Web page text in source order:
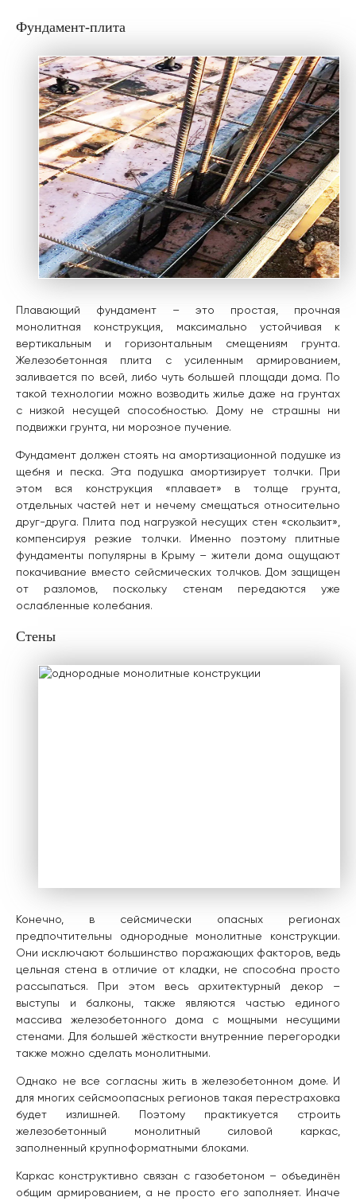
Фундамент-плита
Плавающий фундамент – это простая, прочная
монолитная конструкция, максимально устойчивая к
вертикальным и горизонтальным смещениям грунта.
Железобетонная плита с усиленным армированием,
заливается по всей, либо чуть большей площади дома. По
такой технологии можно возводить жилье даже на грунтах
с низкой несущей способностью. Дому не страшны ни
подвижки грунта, ни морозное пучение.
Фундамент должен стоять на амортизационной подушке из
щебня и песка. Эта подушка амортизирует толчки. При
этом вся конструкция «плавает» в толще грунта,
отдельных частей нет и нечему смещаться относительно
друг-друга. Плита под нагрузкой несущих стен «скользит»,
компенсируя резкие толчки. Именно поэтому плитные
фундаменты популярны в Крыму – жители дома ощущают
покачивание вместо сейсмических толчков. Дом защищен
от разломов, поскольку стенам передаются уже
ослабленные колебания.
Стены
Конечно, в сейсмически опасных регионах
предпочтительны однородные монолитные конструкции.
Они исключают большинство поражающих факторов, ведь
цельная стена в отличие от кладки, не способна просто
рассыпаться. При этом весь архитектурный декор –
выступы и балконы, также являются частью единого
массива железобетонного дома с мощными несущими
стенами. Для большей жёсткости внутренние перегородки
также можно сделать монолитными.
Однако не все согласны жить в железобетонном доме. И
для многих сейсмоопасных регионов такая перестраховка
будет излишней. Поэтому практикуется строить
железобетонный монолитный силовой каркас,
заполненный крупноформатными блоками.
Каркас конструктивно связан с газобетоном – объединён
общим армированием, а не просто его заполняет. Иначе